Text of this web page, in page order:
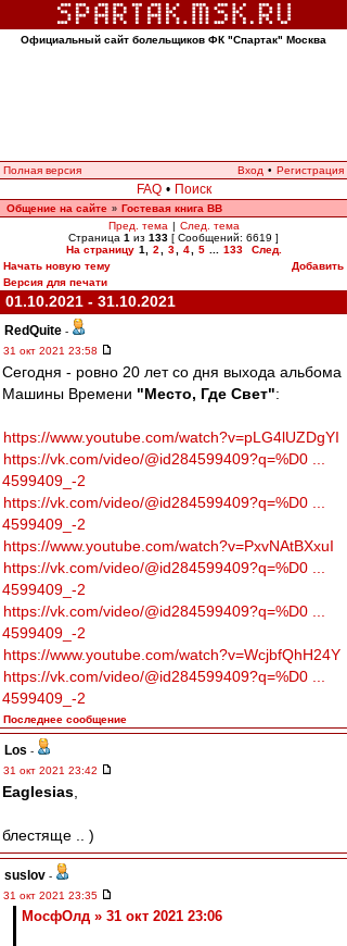
Официальный сайт болельщиков ФК "Спартак" Москва
Полная версия Вход • Регистрация
FAQ • Поиск
Общение на сайте » Гостевая книга ВВ
Пред. тема | След. тема
Страница 1 из 133 [ Сообщений: 6619 ]
На страницу 1 2 3 4 5 133
След.
Начать новую тему
Добавить
Версия для печати
01.10.2021 - 31.10.2021
RedQuite -
31 окт 2021 23:58
Сегодня - ровно 20 лет со дня выхода альбома
Машины Времени "Место, Где Свет":
https://www.youtube.com/watch?v=pLG4lUZDgYI
https://vk.com/video/@id284599409?q=%D0 ...
4599409_-2
https://vk.com/video/@id284599409?q=%D0 ...
4599409_-2
https://www.youtube.com/watch?v=PxvNAtBXxuI
https://vk.com/video/@id284599409?q=%D0 ...
4599409_-2
https://vk.com/video/@id284599409?q=%D0 ...
4599409_-2
https://www.youtube.com/watch?v=WcjbfQhH24Y
https://vk.com/video/@id284599409?q=%D0 ...
4599409_-2
Последнее сообщение
Los -
31 окт 2021 23:42
Eaglesias
блестяще .. )
suslov -
31 окт 2021 23:35
МосфОлд » 31 окт 2021 23:06